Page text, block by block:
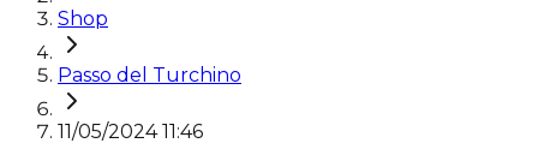
Shop
Passo del Turchino
11/05/2024 11:46